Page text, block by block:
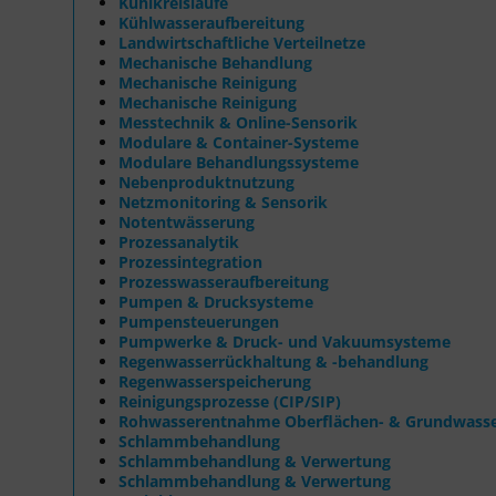
Kühlwasseraufbereitung
Landwirtschaftliche Verteilnetze
Mechanische Behandlung
Mechanische Reinigung
Mechanische Reinigung
Messtechnik & Online-Sensorik
Modulare & Container-Systeme
Modulare Behandlungssysteme
Nebenproduktnutzung
Netzmonitoring & Sensorik
Notentwässerung
Prozessanalytik
Prozessintegration
Prozesswasseraufbereitung
Pumpen & Drucksysteme
Pumpensteuerungen
Pumpwerke & Druck- und Vakuumsysteme
Regenwasserrückhaltung & -behandlung
Regenwasserspeicherung
Reinigungsprozesse (CIP/SIP)
Rohwasserentnahme Oberflächen- &
Schlammbehandlung
Schlammbehandlung & Verwertung
Schlammbehandlung & Verwertung